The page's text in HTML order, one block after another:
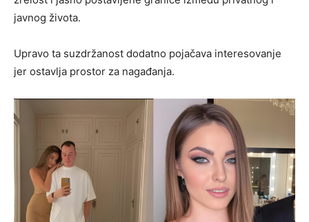
javnog života.
Upravo ta suzdržanost dodatno pojačava interesovanje
jer ostavlja prostor za nagađanja.